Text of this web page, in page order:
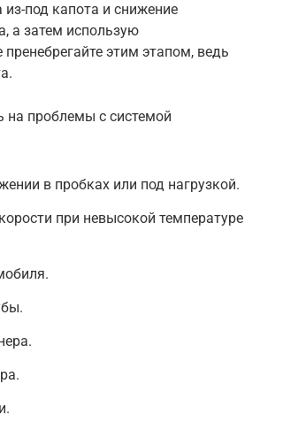
под капота и снижение
а затем использую
этим этапом, ведь
на проблемы с системой
в пробках или под нагрузкой.
при невысокой температуре